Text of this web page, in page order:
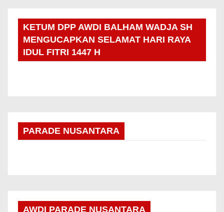
KETUM DPP AWDI BALHAM WADJA SH
MENGUCAPKAN SELAMAT HARI RAYA
IDUL FITRI 1447 H
PARADE NUSANTARA
AWDI PARADE NUSANTARA